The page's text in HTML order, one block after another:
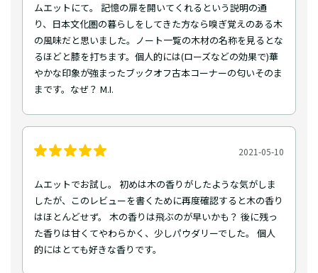
ムエットにて。 記憶の扉を開いてくれるという説明の通
り、日本文化圏の暮らしをしてきた方なら嗅ぎ覚えのある木
の風味だと思いました。ノート一覧の木材の名称を見るとな
るほどと膝を打ちます。個人的には(ローズなどの効果で)華
やかな印象が強まったブックオフ古本コーナーの匂いそのま
まです。なぜ？ M.I.
2021-05-10
ムエットでお試し。 初めは木の香りがしたような気がしま
したが、このレビューを書くために再度確認すると木の香り
はほとんどせず。 木の香りは飛ぶのが早いかも？ 後に残っ
た香りは甘くてやわらかく、少しパウダリーでした。 個人
的にはとても好きな香りです。